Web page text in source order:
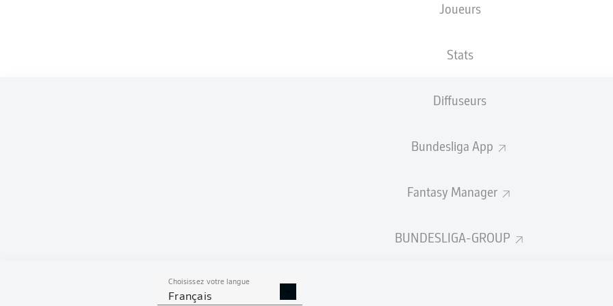
Joueurs
Stats
Diffuseurs
Bundesliga App
Fantasy Manager
BUNDESLIGA-GROUP
Choisissez votre langue
Français
XBUTS